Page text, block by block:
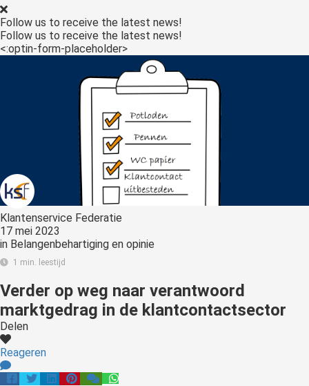
Follow us to receive the latest news!
Follow us to receive the latest news!
<:optin-form-placeholder>
Klantenservice Federatie
17 mei 2023
in Belangenbehartiging en opinie
1 min. leestijd
Verder op weg naar verantwoord
marktgedrag in de klantcontactsector
Delen
Reageren
deze
kan de
te
over
van
op
gebruikt
te
de
Hierdoor